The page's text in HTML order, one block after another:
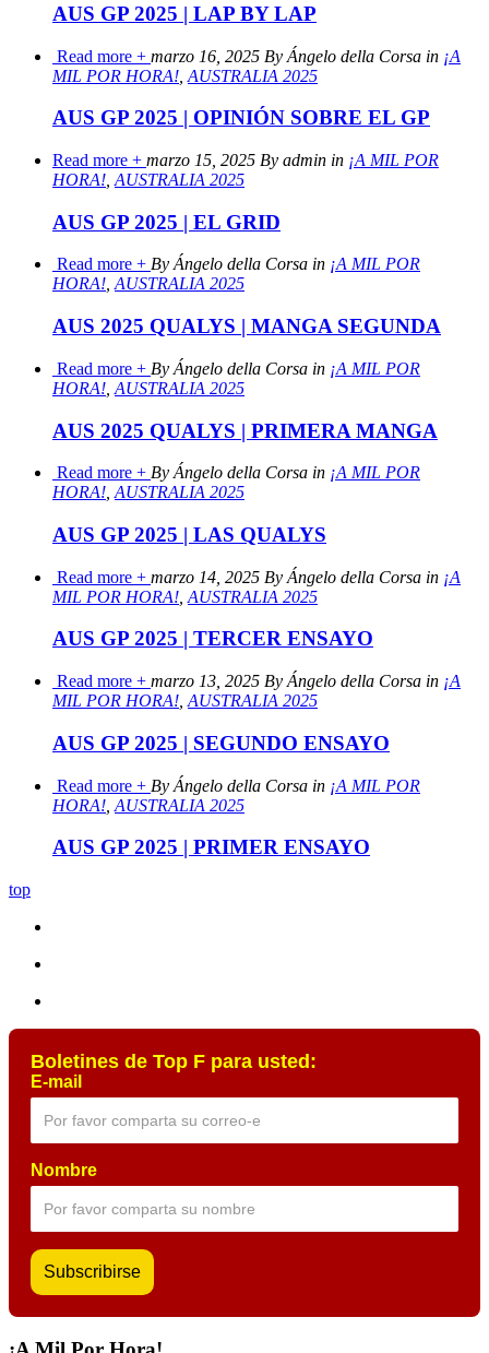
AUS GP 2025 | LAP BY LAP
Read more + marzo 16, 2025 By Ángelo della Corsa in ¡A
MIL POR HORA! AUSTRALIA 2025
AUS GP 2025 | OPINIÓN SOBRE EL GP
Read more + marzo 15, 2025 By admin in ¡A MIL POR
HORA! AUSTRALIA 2025
AUS GP 2025 | EL GRID
Read more + By Ángelo della Corsa in ¡A MIL POR
HORA!,AUSTRALIA 2025
AUS 2025 QUALYS | MANGA SEGUNDA
Read more + By Ángelo della Corsa in ¡A MIL POR
HORA! AUSTRALIA 2025
AUS 2025 QUALYS | PRIMERA MANGA
Read more + By Ángelo della Corsa in ¡A MIL POR
HORA! AUSTRALIA 2025
AUS GP 2025 | LAS QUALYS
Read more + marzo 14, 2025 By Ángelo della Corsa in ¡A
MIL POR HORA! AUSTRALIA 2025
AUS GP 2025 | TERCER ENSAYO
Read more + marzo 13, 2025 By Ángelo della Corsa in ¡A
MIL POR HORA! AUSTRALIA 2025
AUS GP 2025 | SEGUNDO ENSAYO
Read more + By Ángelo della Corsa in ¡A MIL POR
HORA! AUSTRALIA 2025
AUS GP 2025 | PRIMER ENSAYO
top
Boletines de Top F para usted:
E-mail
Nombre